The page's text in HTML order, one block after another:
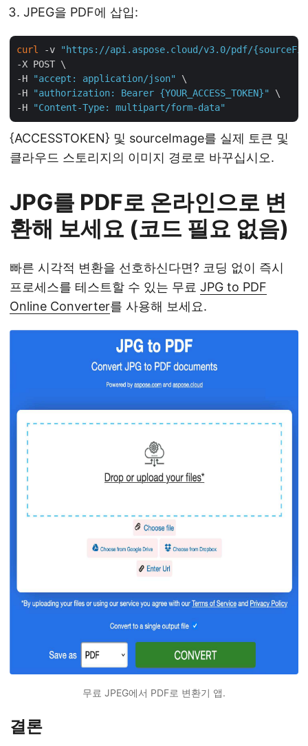
JPEG을 PDF에 삽입:
curl -v
"https://api.aspose.cloud/v3.0/pdf/{sourceFile}/
-X POST \
-H
"accept: application/json"
\
-H
"authorization: Bearer {YOUR_ACCESS_TOKEN}"
\
-H
"Content-Type: multipart/form-data"
{ACCESSTOKEN} 및 sourceImage를 실제 토큰 및
클라우드 스토리지의 이미지 경로로 바꾸십시오.
JPG를 PDF로 온라인으로 변
환해 보세요 (코드 필요 없음)
빠른 시각적 변환을 선호하신다면? 코딩 없이 즉시
프로세스를 테스트할 수 있는 무료 JPG to PDF
Online Converter를 사용해 보세요.
무료 JPEG에서 PDF로 변환기 앱.
결론